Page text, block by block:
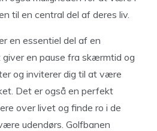
til en central del af deres liv.
en essentiel del af en
en pause fra skærmtid og
og inviterer dig til at være
Det er også en perfekt
over livet og finde ro i de
udendørs. Golfbanen